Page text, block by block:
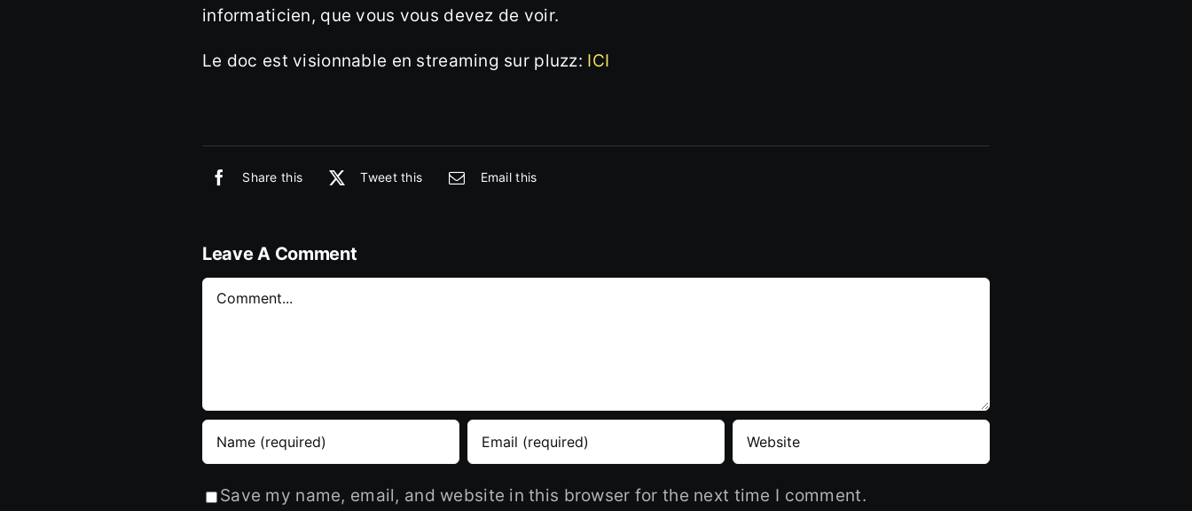
informaticien, que vous vous devez de voir.
Le doc est visionnable en streaming sur pluzz: ICI
Share this Tweet this Email this
Leave A Comment
Comment
Save my name, email, and website in this browser for the next time I comment.